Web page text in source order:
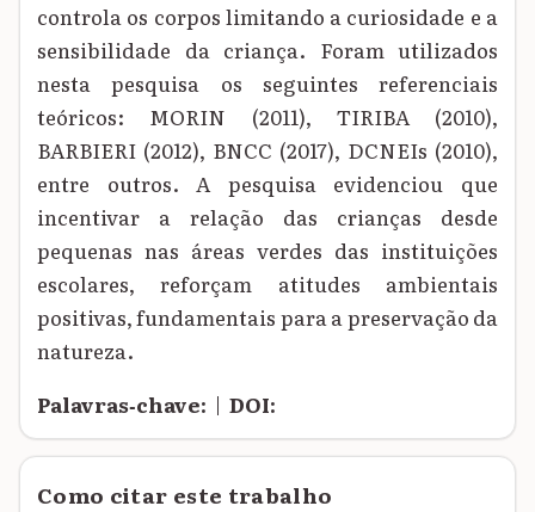
controla os corpos limitando a curiosidade e a
sensibilidade da criança. Foram utilizados
nesta pesquisa os seguintes referenciais
teóricos: MORIN (2011), TIRIBA (2010),
BARBIERI (2012), BNCC (2017), DCNEIs (2010),
entre outros. A pesquisa evidenciou que
incentivar a relação das crianças desde
pequenas nas áreas verdes das instituições
escolares, reforçam atitudes ambientais
positivas, fundamentais para a preservação da
natureza.
Palavras‑chave: | DOI:
Como citar este trabalho